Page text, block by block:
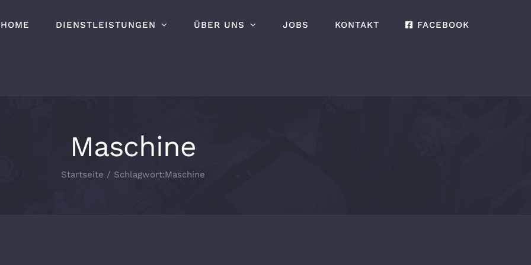
HOME DIENSTLEISTUNGEN ÜBER UNS JOBS KONTAKT FACEBOOK
Maschine
Startseite / Schlagwort:Maschine